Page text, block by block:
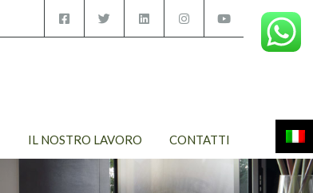
IL NOSTRO LAVORO CONTATTI